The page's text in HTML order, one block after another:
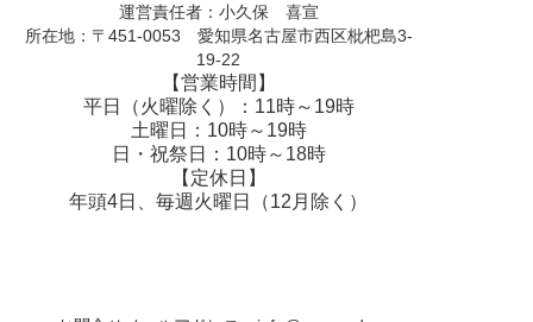
運営責任者：小久保 喜宣
所在地：〒451-0053 愛知県名古屋市西区枇杷島3-
19-22
【営業時間】
平日（火曜除く）：11時～19時
土曜日：10時～19時
日・祝祭日：10時～18時
【定休日】
年頭4日、毎週火曜日（12月除く）